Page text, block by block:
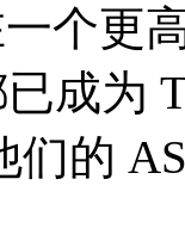
个更
成为
们的